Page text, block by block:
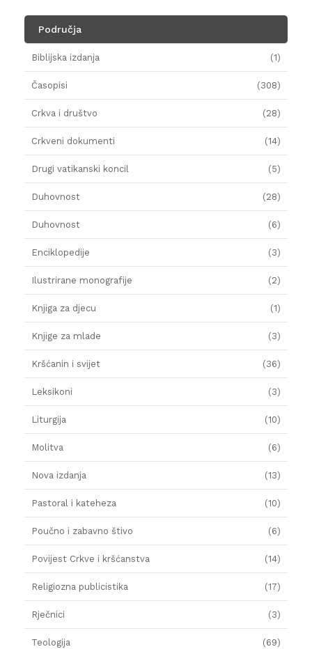
Područja
Biblijska izdanja (1)
Časopisi (308)
Crkva i društvo (28)
Crkveni dokumenti (14)
Drugi vatikanski koncil (5)
Duhovnost (28)
Duhovnost (6)
Enciklopedije (3)
Ilustrirane monografije (2)
Knjiga za djecu (1)
Knjige za mlade (3)
Kršćanin i svijet (36)
Leksikoni (3)
Liturgija (10)
Molitva (6)
Nova izdanja (13)
Pastoral i kateheza (10)
Poučno i zabavno štivo (6)
Povijest Crkve i kršćanstva (14)
Religiozna publicistika (17)
Rječnici (3)
Teologija (69)